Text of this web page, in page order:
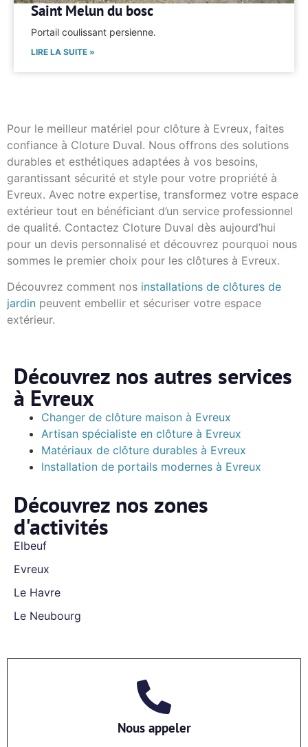
Saint Melun du bosc
Portail coulissant persienne.
LIRE LA SUITE »
Pour le meilleur matériel pour clôture à Evreux, faites
confiance à Cloture Duval. Nous offrons des solutions
durables et esthétiques adaptées à vos besoins,
garantissant sécurité et style pour votre propriété à
Evreux. Avec notre expertise, transformez votre espace
extérieur tout en bénéficiant d’un service professionnel
de qualité. Contactez Cloture Duval dès aujourd’hui
pour un devis personnalisé et découvrez pourquoi nous
sommes le premier choix pour les clôtures à Evreux.
Découvrez comment nos installations de clôtures de
jardin peuvent embellir et sécuriser votre espace
extérieur.
Découvrez nos autres services
à Evreux
Changer de clôture maison à Evreux
Artisan spécialiste en clôture à Evreux
Matériaux de clôture durables à Evreux
Installation de portails modernes à Evreux
Découvrez nos zones
d'activités
Elbeuf
Evreux
Le Havre
Le Neubourg
Nous appeler